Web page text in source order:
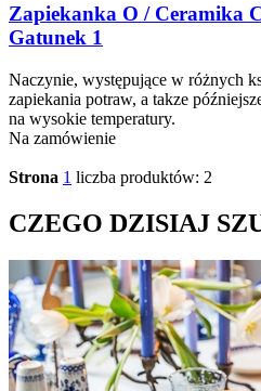
Zapiekanka O / Ceramika
Gatunek 1
Naczynie, występujące w różnych
zapiekania potraw, a takze
na wysokie temperatury.
Na zamówienie
Strona 1 liczba produktów: 2
CZEGO DZISIAJ